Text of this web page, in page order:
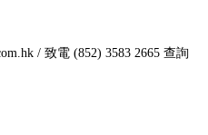
/ 致電 (852) 3583 2665 查詢